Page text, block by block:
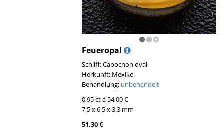
Feueropal
Schliff: Cabochon oval
Herkunft: Mexiko
Behandlung: unbehandelt
0,95 ct á 54,00 €
7,5 x 6,5 x 3,3 mm
51,30 €